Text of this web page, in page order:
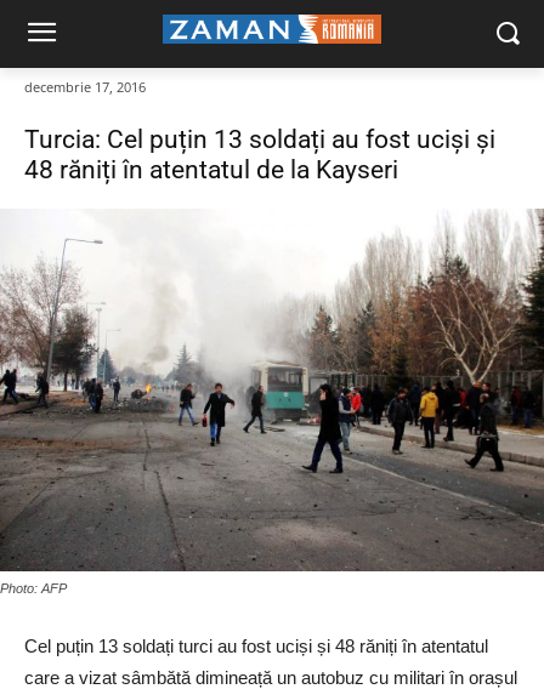
decembrie 17, 2016
Turcia: Cel puțin 13 soldați au fost uciși și
48 răniți în atentatul de la Kayseri
Photo: AFP
Cel puțin 13 soldați turci au fost uciși și 48 răniți în atentatul
care a vizat sâmbătă dimineață un autobuz cu militari în orașul